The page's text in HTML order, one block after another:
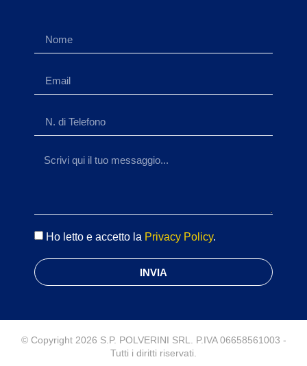
Ho letto e accetto la Privacy Policy.
INVIA
© Copyright 2026 S.P. POLVERINI SRL. P.IVA 06658561003 -
Tutti i diritti riservati.